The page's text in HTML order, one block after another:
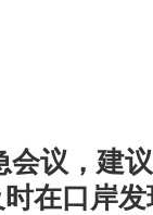
议，建
在口岸